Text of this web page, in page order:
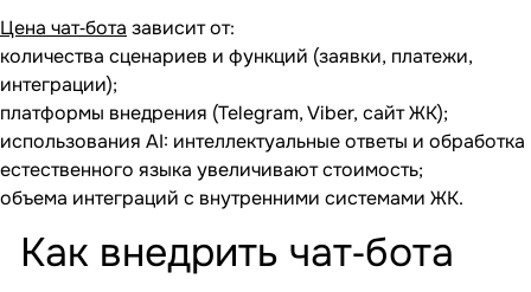
Цена чат‐бота зависит от:
количества сценариев и функций (заявки, платежи,
интеграции);
платформы внедрения (Telegram, Viber, сайт ЖК);
использования AI: интеллектуальные ответы и обработка
естественного языка увеличивают стоимость;
объема интеграций с внутренними системами ЖК.
Как внедрить чат‐бота